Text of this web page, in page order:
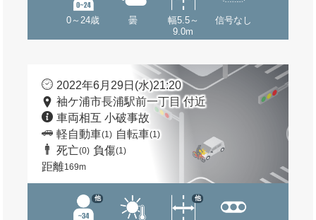
0～24歳 曇
幅5.5～
9.0m
信号なし
2022年6月29日(水)21:20
袖ケ浦市長浦駅前一丁目 付近
車両相互 小破事故
軽自動車(1) 自転車(1)
死亡(0) 負傷(1)
距離169m
他 他